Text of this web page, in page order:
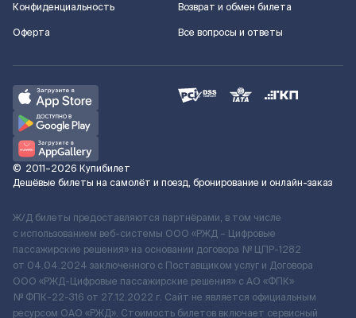
Конфиденциальность
Оферта
Возврат и обмен билета
Все вопросы и ответы
© 2011–2026 Купибилет
Дешёвые билеты на самолёт и поезд, бронирование и онлайн-заказ
Ж/Д билеты предоставляются партнёрами, в том числе
с использованием веб-системы ООО «РЖД – Цифровые
пассажирские решения» на основании договора № ЦПР-1282
от 04.04.2024 заключенного с Поставщиком услуг и Договора
ООО «РЖД-Цифровые пассажирские решения» c АО «ФПК»
№ ФПК-22-316 от 27.12.2022 г. Сайт не является официальным
ресурсом ОАО «РЖД». Стоимость билетов включает сервисный